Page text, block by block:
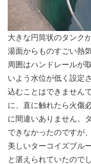
大きな円筒状のタンク
湯面からものすごい熱
周囲はハンドレールが
いよう水位が低く設定
込むことはできません
に、直に触れたら火傷
に間違いありません。
できなかったのですが
美しいターコイズブル
と湛えられていたのでし